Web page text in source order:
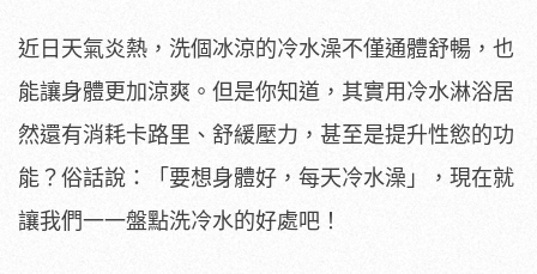
近日天氣炎熱，洗個冰涼的冷水澡不僅通體舒暢，也
能讓身體更加涼爽。但是你知道，其實用冷水淋浴居
然還有消耗卡路里、舒緩壓力，甚至是提升性慾的功
能？俗話說：「要想身體好，每天冷水澡」，現在就
讓我們一一盤點洗冷水的好處吧！